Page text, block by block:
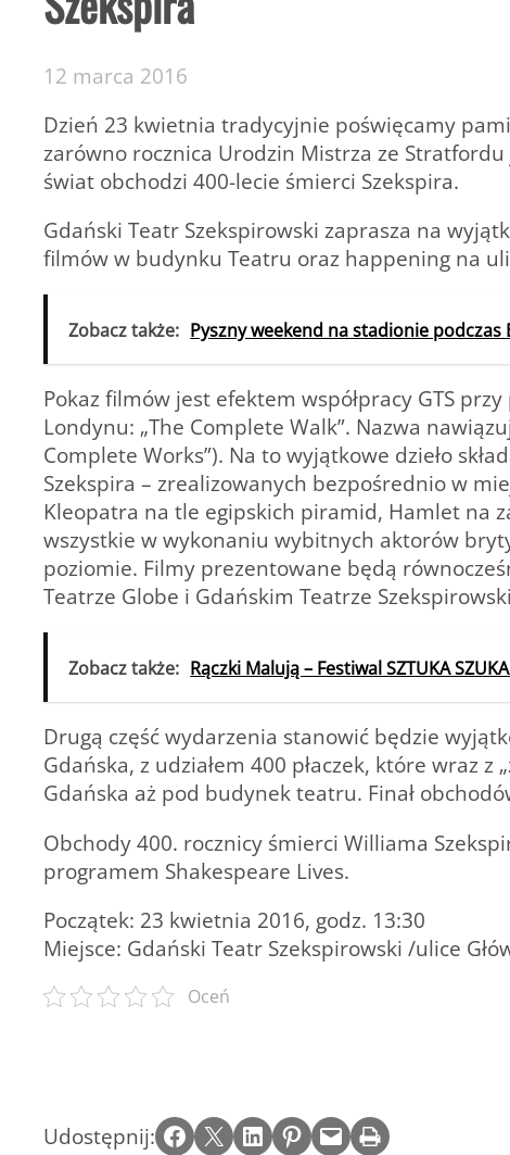
12 marca 2016
Dzień 23 kwietnia tradycyjnie poświęcamy
zarówno rocznica Urodzin Mistrza ze
świat obchodzi 400-lecie śmierci Szekspira.
Gdański Teatr Szekspirowski zaprasza na
filmów w budynku Teatru oraz happening na
Zobacz także: Pyszny weekend na stadionie podczas
Pokaz filmów jest efektem współpracy GTS
Londynu: „The Complete Walk”. Nazwa
Complete Works”). Na to wyjątkowe dzieło
Szekspira – zrealizowanych bezpośrednio w
Kleopatra na tle egipskich piramid, Hamlet na
wszystkie w wykonaniu wybitnych aktorów
poziomie. Filmy prezentowane będą
Teatrze Globe i Gdańskim Teatrze
Zobacz także: Rączki Malują – Festiwal SZTUKA
Drugą część wydarzenia stanowić będzie
Gdańska, z udziałem 400 płaczek, które wraz
Gdańska aż pod budynek teatru. Finał
Obchody 400. rocznicy śmierci Williama
programem Shakespeare Lives.
Początek: 23 kwietnia 2016, godz. 13:30
Miejsce: Gdański Teatr Szekspirowski /ulice
Oceń
Udostępnij: Share on Facebook Email this Page Share on LinkedIn Share on Pinterest Email this Page Print this Page